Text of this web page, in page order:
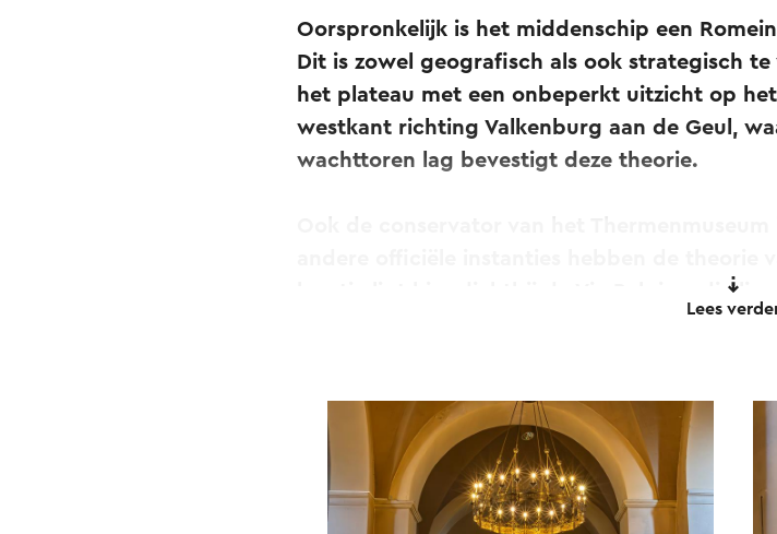
Oorspronkelijk is het middenschip een
Dit is zowel geografisch als ook strategisch
het plateau met een onbeperkt uitzicht op
westkant richting Valkenburg aan de Geul,
wachttoren lag bevestigt deze theorie.
locatie ligt hier dichtbij de Via Belgica, die
Rond 1135 troffen de monniken van de Abdij
deze wachttoren en hebben deze Romeinse
ruimte.
Lees